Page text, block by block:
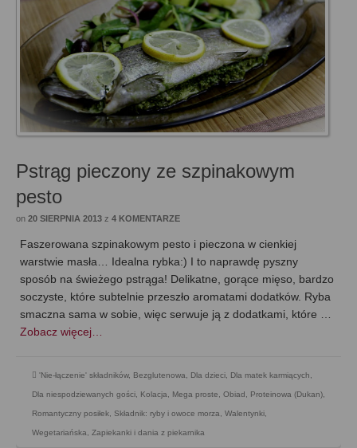
Pstrąg pieczony ze szpinakowym
pesto
on 20 SIERPNIA 2013 z 4 KOMENTARZE
Faszerowana szpinakowym pesto i pieczona w cienkiej
warstwie masła… Idealna rybka:) I to naprawdę pyszny
sposób na świeżego pstrąga! Delikatne, gorące mięso, bardzo
soczyste, które subtelnie przeszło aromatami dodatków. Ryba
smaczna sama w sobie, więc serwuje ją z dodatkami, które …
Zobacz więcej…
'Nie-łączenie' składników, Bezglutenowa, Dla dzieci, Dla matek karmiących,
Dla niespodziewanych gości, Kolacja, Mega proste, Obiad , Proteinowa (Dukan),
Romantyczny posiłek, Składnik: ryby i owoce morza, Walentynki,
Wegetariańska, Zapiekanki i dania z piekarnika